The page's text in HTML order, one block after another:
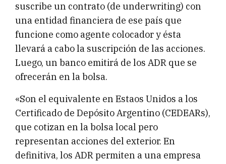
suscribe un contrato (de underwriting) con
una entidad financiera de ese país que
funcione como agente colocador y ésta
llevará a cabo la suscripción de las acciones.
Luego, un banco emitirá de los ADR que se
ofrecerán en la bolsa.
«Son el equivalente en Estaos Unidos a los
Certificado de Depósito Argentino (CEDEARs),
que cotizan en la bolsa local pero
representan acciones del exterior. En
definitiva, los ADR permiten a una empresa